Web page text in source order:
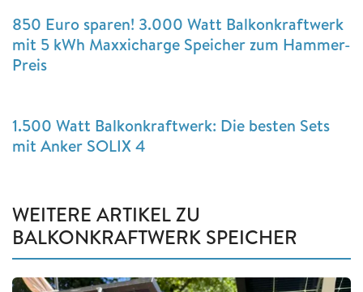
850 Euro sparen! 3.000 Watt Balkonkraftwerk
mit 5 kWh Maxxicharge Speicher zum Hammer-
Preis
1.500 Watt Balkonkraftwerk: Die besten Sets
mit Anker SOLIX 4
WEITERE ARTIKEL ZU
BALKONKRAFTWERK SPEICHER